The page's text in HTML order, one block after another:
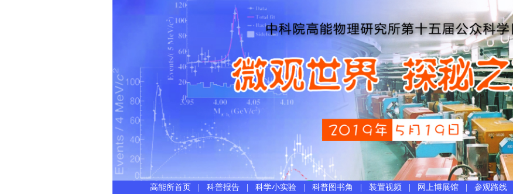
高能所首页 科普报告 科学小实验 科普图书角 装置视频 网上博展馆 参观路线